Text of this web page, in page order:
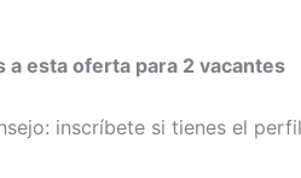
a esta oferta para 2 vacantes
inscríbete si tienes el